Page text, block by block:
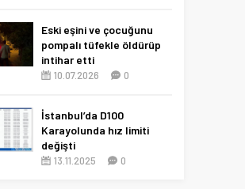
Eski eşini ve çocuğunu
pompalı tüfekle öldürüp
intihar etti
10.07.2026 0
İstanbul’da D100
Karayolunda hız limiti
değişti
13.11.2025 0